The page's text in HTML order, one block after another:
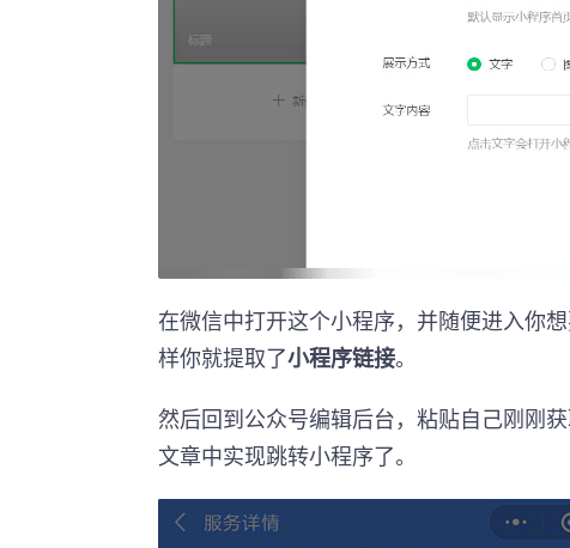
在微信中打开这个小程序，并随便进入你
样你就提取了小程序链接。
然后回到公众号编辑后台，粘贴自己刚刚
文章中实现跳转小程序了。